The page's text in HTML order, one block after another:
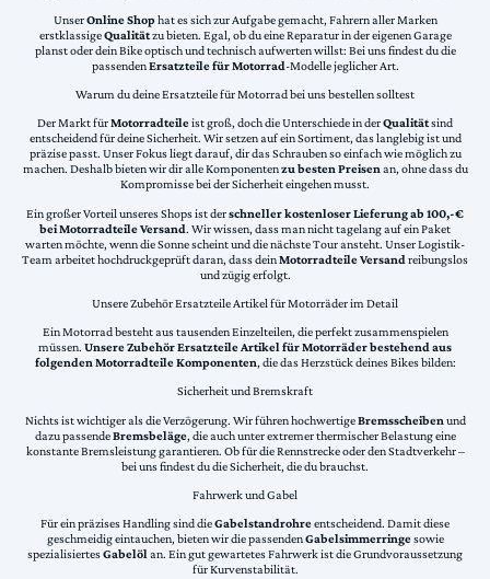
UnserOnline Shophat es sich zur Aufgabe gemacht, Fahrern aller Marken
erstklassigeQualitätzu bieten. Egal, ob du eine Reparatur in der eigenen Garage
planst oder dein Bike optisch und technisch aufwerten willst: Bei uns findest du die
passendenErsatzteile für Motorrad-Modelle jeglicher Art.
Warum du deine Ersatzteile für Motorrad bei uns bestellen solltest
Der Markt fürMotorradteileist groß, doch die Unterschiede in derQualitätsind
entscheidend für deine Sicherheit. Wir setzen auf ein Sortiment, das langlebig ist und
präzise passt. Unser Fokus liegt darauf, dir das Schrauben so einfach wie möglich zu
machen. Deshalb bieten wir dir alle Komponentenzu besten Preisenan, ohne dass du
Kompromisse bei der Sicherheit eingehen musst.
Ein großer Vorteil unseres Shops ist derschneller kostenloser Lieferung ab 100,-€
bei Motorradteile Versand. Wir wissen, dass man nicht tagelang auf ein Paket
warten möchte, wenn die Sonne scheint und die nächste Tour ansteht. Unser Logistik-
Team arbeitet hochdruckgeprüft daran, dass deinMotorradteile Versand reibungslos
und zügig erfolgt.
Unsere Zubehör Ersatzteile Artikel für Motorräder im Detail
Ein Motorrad besteht aus tausenden Einzelteilen, die perfekt zusammenspielen
müssen. Unsere Zubehör Ersatzteile Artikel für Motorräder bestehend aus
folgenden Motorradteile Komponenten, die das Herzstück deines Bikes bilden:
Sicherheit und Bremskraft
Nichts ist wichtiger als die Verzögerung. Wir führen hochwertigeBremsscheiben und
dazu passendeBremsbeläge, die auch unter extremer thermischer Belastung eine
konstante Bremsleistung garantieren. Ob für die Rennstrecke oder den Stadtverkehr –
bei uns findest du die Sicherheit, die du brauchst.
Fahrwerk und Gabel
Für ein präzises Handling sind dieGabelstandrohreentscheidend. Damit diese
geschmeidig eintauchen, bieten wir die passendenGabelsimmerringesowie
spezialisiertesGabelölan. Ein gut gewartetes Fahrwerk ist die Grundvoraussetzung
für Kurvenstabilität.